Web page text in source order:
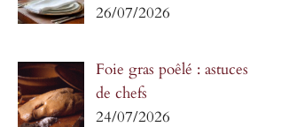
26/07/2026
Foie gras poêlé : astuces
de chefs
24/07/2026